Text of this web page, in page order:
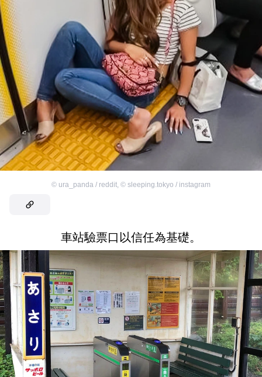
© ura_panda / reddit, © sleeping.tokyo / instagram
車站驗票口以信任為基礎。